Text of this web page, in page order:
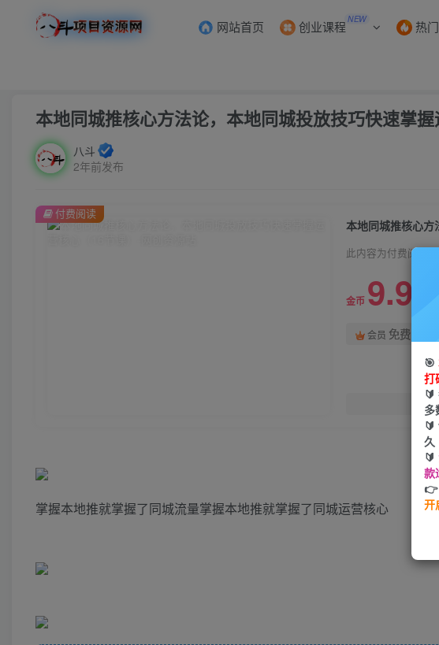
网站首页 创业课程 NEW 热
本地同城推核心方法论，本地同城投放技巧快速掌握
八斗
2年前发布
本地同城推核心方
此内容为付费阅读，
金币 9.9
会员 免费
付费阅读
掌握本地推就掌握了同城流量掌握本地推就掌握了同城运营核心
🎯
打
多
久
🔰
款
👉
开